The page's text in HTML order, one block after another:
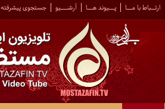
ارتــباط با مـــا پـــیوند هـــا آرشــــیو جستجوی پیشرفته